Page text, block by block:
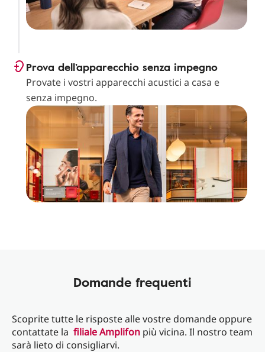
Prova dell’apparecchio senza impegno
Provate i vostri apparecchi acustici a casa e
senza impegno.
Domande frequenti
Scoprite tutte le risposte alle vostre domande oppure
contattate la filiale Amplifon più vicina. Il nostro team
sarà lieto di consigliarvi.